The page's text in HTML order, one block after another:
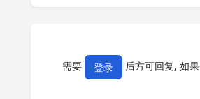
需要 登录 后方可回复, 如